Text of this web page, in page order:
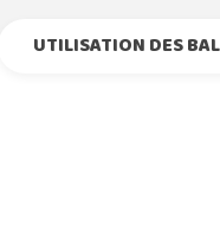
UTILISATION DES